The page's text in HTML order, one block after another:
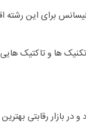
برای این رشته
ها و تاکتیک
بازار رقابتی بهترین